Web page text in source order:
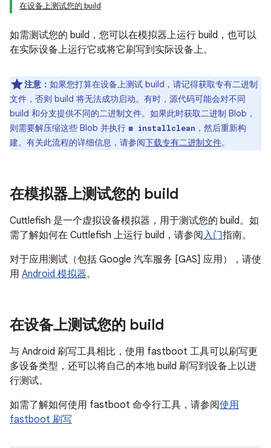
在设备上测试您的 build
如需测试您的 build，您可以在模拟器上运行 build，也可以
在实际设备上运行它或将它刷写到实际设备上。
注意： 如果您打算在设备上测试 build，请记得获取专有二进制
文件，否则 build 将无法成功启动。有时，源代码可能会对不同
build 和分支提供不同的二进制文件。如果此时获取二进制 Blob，
则需要解压缩这些 Blob 并执行 m installclean ，然后重新构
建。有关此流程的详细信息，请参阅下载专有二进制文件。
在模拟器上测试您的 build
Cuttlefish 是一个虚拟设备模拟器，用于测试您的 build。如
需了解如何在 Cuttlefish 上运行 build，请参阅入门指南。
对于应用测试（包括 Google 汽车服务 [GAS] 应用），请使
用 Android 模拟器。
在设备上测试您的 build
与 Android 刷写工具相比，使用 fastboot 工具可以刷写更
多设备类型，还可以将自己的本地 build 刷写到设备上以进
行测试。
如需了解如何使用 fastboot 命令行工具，请参阅使用
fastboot 刷写